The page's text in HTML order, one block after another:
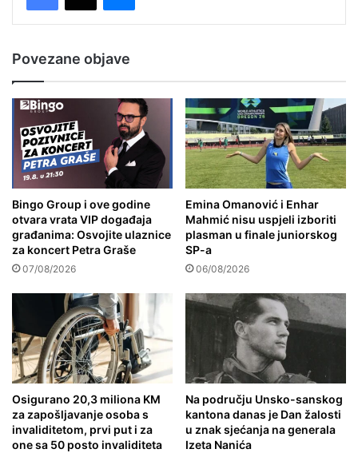
Povezane objave
Bingo Group i ove godine
otvara vrata VIP događaja
građanima: Osvojite ulaznice
za koncert Petra Graše
07/08/2026
Emina Omanović i Enhar
Mahmić nisu uspjeli izboriti
plasman u finale juniorskog
SP-a
06/08/2026
Osigurano 20,3 miliona KM
za zapošljavanje osoba s
invaliditetom, prvi put i za
one sa 50 posto invaliditeta
Na području Unsko-sanskog
kantona danas je Dan žalosti
u znak sjećanja na generala
Izeta Nanića